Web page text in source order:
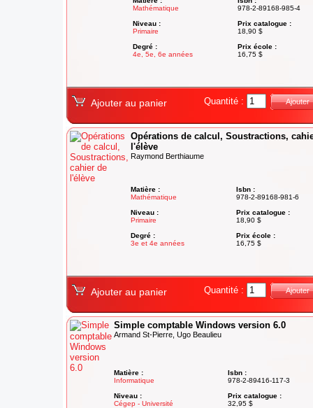
Mathématique
Niveau :
Primaire
Degré :
4e, 5e, 6e années
978-2-89168-985-4
Prix catalogue :
18,90 $
Prix école :
16,75 $
Ajouter au panier Quantité : Ajouter
Opérations de calcul, Soustractions,
l'élève
Raymond Berthiaume
Matière :
Mathématique
Niveau :
Primaire
Degré :
3e et 4e années
Isbn :
978-2-89168-981-6
Prix catalogue :
18,90 $
Prix école :
16,75 $
Ajouter au panier Quantité : Ajouter
Simple comptable Windows version 6.0
Armand St-Pierre, Ugo Beaulieu
Matière :
Informatique
Niveau :
Cégep - Université
Isbn :
978-2-89416-117-3
Prix catalogue :
32,95 $